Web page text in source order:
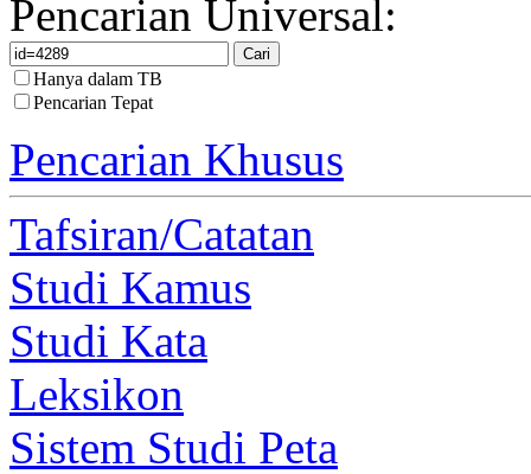
Pencarian Universal:
Hanya dalam TB
Pencarian Tepat
Pencarian Khusus
Tafsiran/Catatan
Studi Kamus
Studi Kata
Leksikon
Sistem Studi Peta